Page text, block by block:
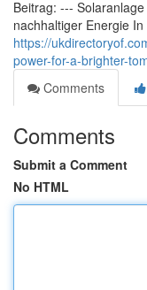
Beitrag: ---
nachhaltiger Energie In
https://
power-for-a-brighter-
Comments
Comments
Submit a Comment
No HTML